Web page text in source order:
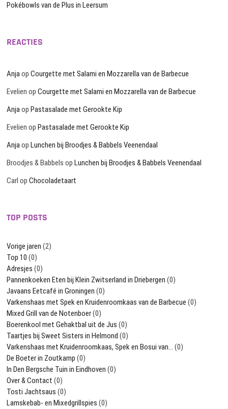
Pokébowls van de Plus in Leersum
REACTIES
AnjaopCourgette met Salami en Mozzarella van de Barbecue
Evelien opCourgette met Salami en Mozzarella van de Barbecue
AnjaopPastasalade met Gerookte Kip
Evelien opPastasalade met Gerookte Kip
AnjaopLunchen bij Broodjes & Babbels Veenendaal
Broodjes & Babbels opLunchen bij Broodjes & Babbels Veenendaal
Carl opChocoladetaart
TOP POSTS
Vorige jaren (2)
Top 10 (0)
Adresjes (0)
Pannenkoeken Eten bij Klein Zwitserland in Driebergen (0)
Javaans Eetcafé in Groningen (0)
Varkenshaas met Spek en Kruidenroomkaas van de Barbecue (0)
Mixed Grill van de Notenboer(0)
Boerenkool met Gehaktbal uit de Jus (0)
Taartjes bij Sweet Sisters in Helmond (0)
Varkenshaas met Kruidenroomkaas, Spek en Bosui van… (0)
De Boeter in Zoutkamp (0)
In Den Bergsche Tuin in Eindhoven (0)
Over & Contact (0)
Tosti Jachtsaus (0)
Lamskebab- en Mixedgrillspies (0)